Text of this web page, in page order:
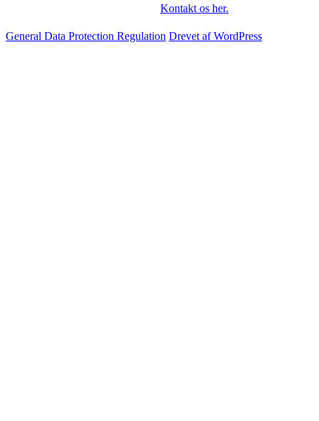
Kontakt os her.
General Data Protection Regulation Drevet af WordPress